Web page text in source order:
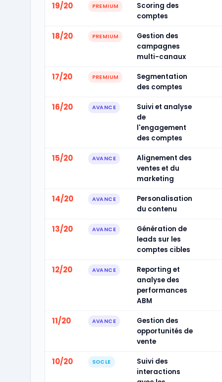
19/20 PREMIUM
Scoring des
comptes
18/20 PREMIUM
Gestion des
campagnes
multi-canaux
17/20 PREMIUM
Segmentation
des comptes
16/20 AVANCE
Suivi et analyse
de
l'engagement
des comptes
15/20 AVANCE
Alignement des
ventes et du
marketing
14/20 AVANCE
Personalisation
du contenu
13/20 AVANCE
Génération de
leads sur les
comptes cibles
12/20 AVANCE
Reporting et
analyse des
performances
ABM
11/20 AVANCE
Gestion des
opportunités de
vente
10/20 SOCLE
Suivi des
interactions